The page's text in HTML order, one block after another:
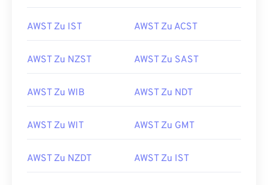
AWST Zu IST AWST Zu ACST
AWST Zu NZST AWST Zu SAST
AWST Zu WIB AWST Zu NDT
AWST Zu WIT AWST Zu GMT
AWST Zu NZDT AWST Zu IST